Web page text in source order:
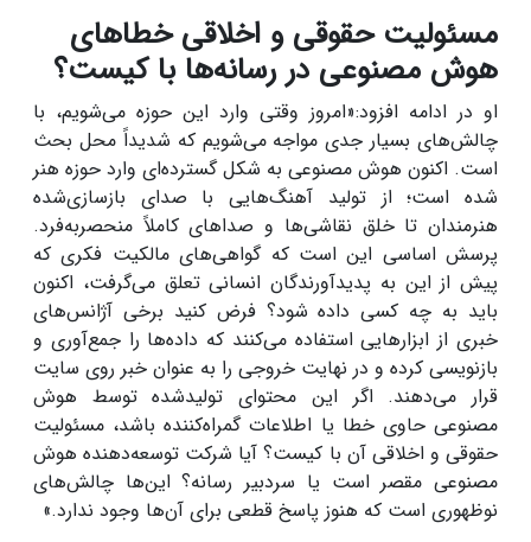
مسئولیت حقوقی و اخلاقی خطاهای
هوش مصنوعی در رسانه‌ها با کیست؟
او در ادامه افزود:«امروز وقتی وارد این حوزه می‌شویم، با
چالش‌های بسیار جدی مواجه می‌شویم که شدیداً محل بحث
است. اکنون هوش مصنوعی به شکل گسترده‌ای وارد حوزه هنر
شده است؛ از تولید آهنگ‌هایی با صدای بازسازی‌شده
هنرمندان تا خلق نقاشی‌ها و صداهای کاملاً منحصربه‌فرد.
پرسش اساسی این است که گواهی‌های مالکیت فکری که
پیش از این به پدیدآورندگان انسانی تعلق می‌گرفت، اکنون
باید به چه کسی داده شود؟ فرض کنید برخی آژانس‌های
خبری از ابزارهایی استفاده می‌کنند که داده‌ها را جمع‌آوری و
بازنویسی کرده و در نهایت خروجی را به عنوان خبر روی سایت
قرار می‌دهند. اگر این محتوای تولیدشده توسط هوش
مصنوعی حاوی خطا یا اطلاعات گمراه‌کننده باشد، مسئولیت
حقوقی و اخلاقی آن با کیست؟ آیا شرکت توسعه‌دهنده هوش
مصنوعی مقصر است یا سردبیر رسانه؟ این‌ها چالش‌های
نوظهوری است که هنوز پاسخ قطعی برای آن‌ها وجود ندارد.»